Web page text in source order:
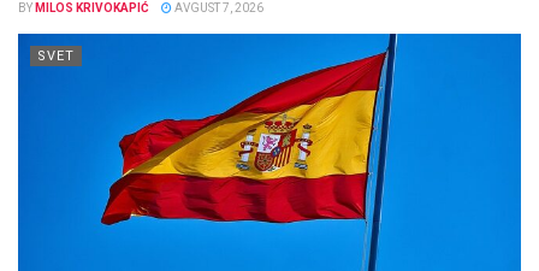
BY MILOS KRIVOKAPIĆ AVGUST 7, 2026
SVET